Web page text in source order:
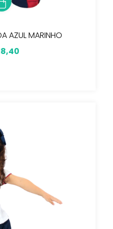
AZUL MARINHO